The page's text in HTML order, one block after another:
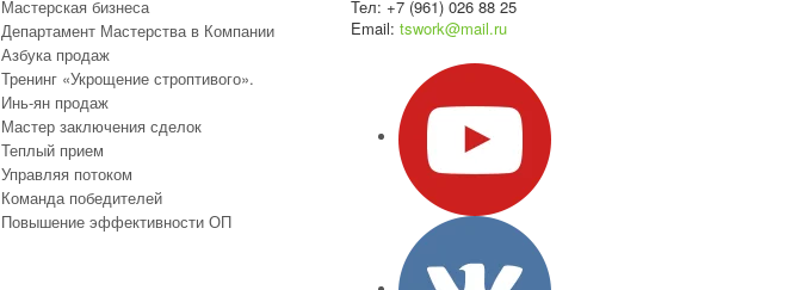
Мастерская бизнеса
Департамент Мастерства в Компании
Азбука продаж
Тренинг «Укрощение строптивого».
Инь-ян продаж
Мастер заключения сделок
Теплый прием
Управляя потоком
Команда победителей
Повышение эффективности ОП
Тел: +7 (961) 026 88 25
Email: tswork@mail.ru